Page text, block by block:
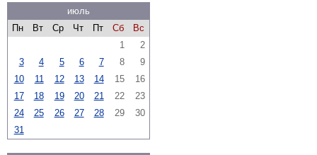
июль
Пн
Вт Ср Чт Пт Сб
Вс
1
2
3
4 5 6 7 8
9
10
11 12 13 14 15
16
17
18 19 20 21 22
23
24
25 26 27 28 29
30
31